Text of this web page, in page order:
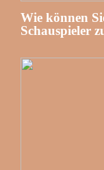
Wie können
Schauspieler